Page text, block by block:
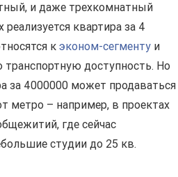
и даже трехкомнатный
квартира за 4
к эконом-сегменту и
доступность. Но
за 4000000 может продаваться
метро – например, в проектах
где сейчас
студии до 25 кв.